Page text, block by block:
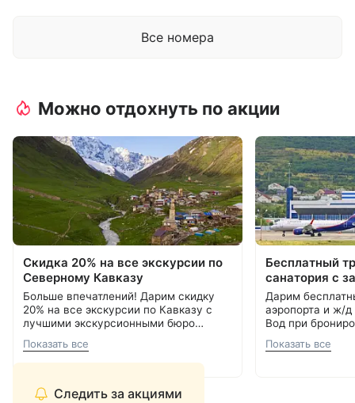
Все номера
Можно отдохнуть по акции
Следить за акциями
Скидка 20% на все экскурсии по
Северному Кавказу
Больше впечатлений! Дарим скидку
20% на все экскурсии по Кавказу с
лучшими экскурсионными бюро
Кавминвод. Более 20 направлений и
самые красивые места России.
Прекрасная возможность сэкономить
Подробнее об акции
С теплом и заботой, Курорт26.ру
Показать все
Бесплатный
санатория с
Дарим
аэропорта и ж/
Вод при
000 ₽.
С теплом и
8 800 700-15-77
Показать все